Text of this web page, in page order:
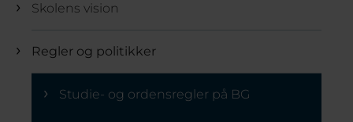
Skolens vision
Regler og politikker
Studie- og ordensregler på BG